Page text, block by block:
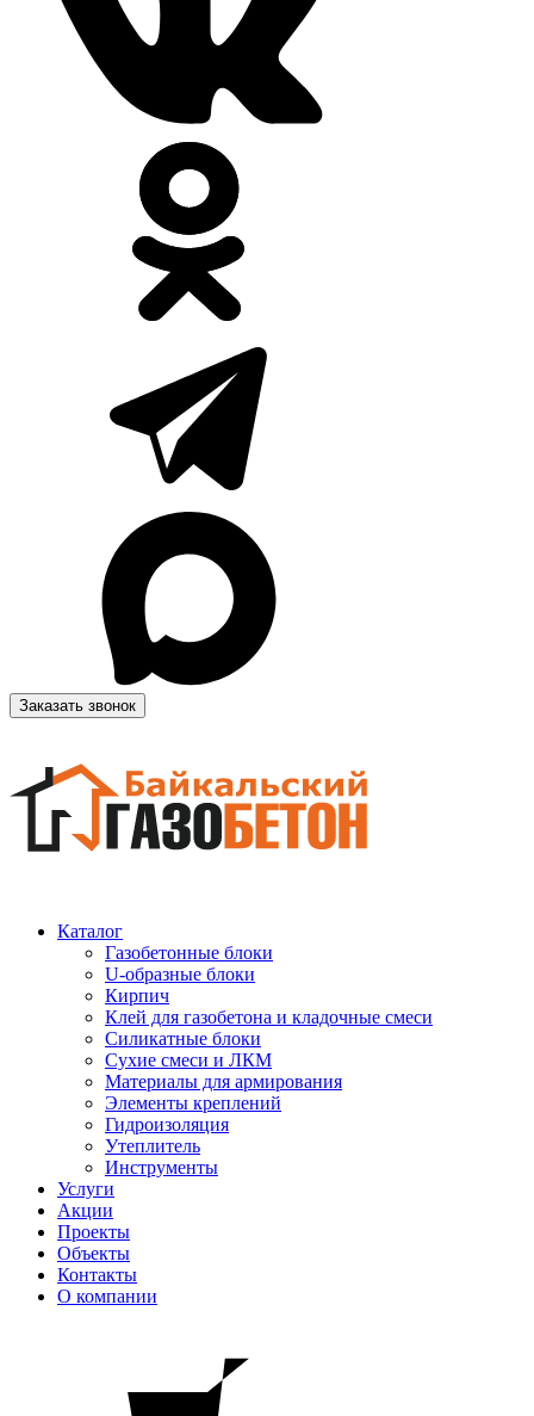
Заказать звонок
Каталог
Газобетонные блоки
U-образные блоки
Кирпич
Клей для газобетона и кладочные смеси
Силикатные блоки
Сухие смеси и ЛКМ
Материалы для армирования
Элементы креплений
Гидроизоляция
Утеплитель
Инструменты
Услуги
Акции
Проекты
Объекты
Контакты
О компании